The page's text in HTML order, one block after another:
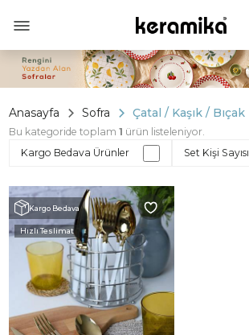
Anasayfa Sofra Çatal / Kaşık / Bıçak
Bu kategoride toplam 1 ürün listeleniyor.
Kargo Bedava Ürünler
Set Kişi Sayısı
Kargo Bedava
Hızlı Teslimat